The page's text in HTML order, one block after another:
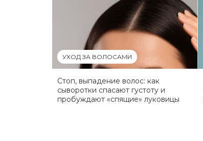
УХОД ЗА ВОЛОСАМИ
Стоп, выпадение волос: как
сыворотки спасают густоту и
пробуждают «спящие» луковицы